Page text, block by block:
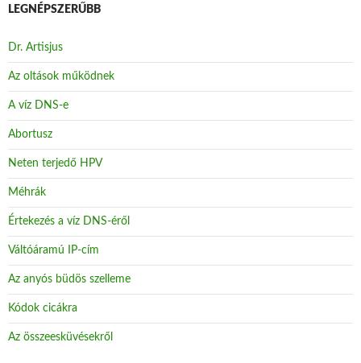
LEGNÉPSZERŰBB
Dr. Artisjus
Az oltások működnek
A víz DNS-e
Abortusz
Neten terjedő HPV
Méhrák
Értekezés a víz DNS-éről
Váltóáramú IP-cím
Az anyós büdös szelleme
Kódok cicákra
Az összeesküvésekről